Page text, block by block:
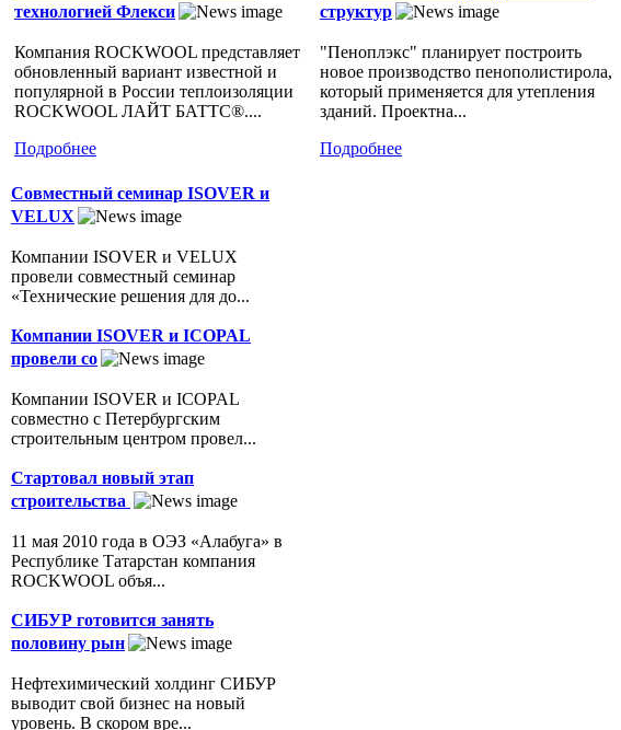
технологией Флекси
Компания ROCKWOOL представляет
обновленный вариант известной и
популярной в России теплоизоляции
ROCKWOOL ЛАЙТ БАТТС®....
Подробнее
структур
"Пеноплэкс" планирует построить
новое производство пенополистирола,
который применяется для утепления
зданий. Проектна...
Подробнее
Совместный семинар ISOVER и
VELUX
Компании ISOVER и VELUX
провели совместный семинар
«Технические решения для до...
Компании ISOVER и ICOPAL
провели со
Компании ISOVER и ICOPAL
совместно с Петербургским
строительным центром провел...
Стартовал новый этап
строительства
11 мая 2010 года в ОЭЗ «Алабуга» в
Республике Татарстан компания
ROCKWOOL объя...
СИБУР готовится занять
половину рын
Нефтехимический холдинг СИБУР
выводит свой бизнес на новый
уровень. В скором вре...